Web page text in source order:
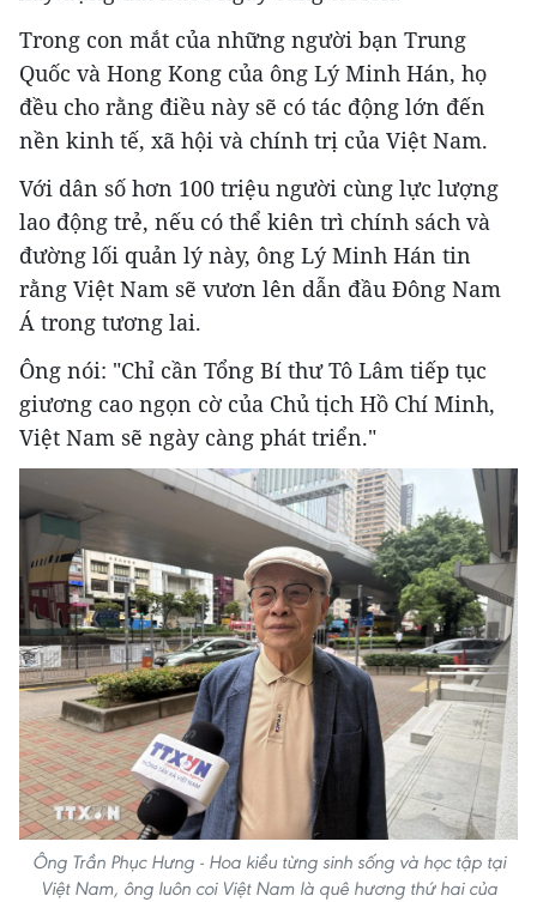
Trong con mắt của những người bạn Trung
Quốc và Hong Kong của ông Lý Minh Hán, họ
đều cho rằng điều này sẽ có tác động lớn đến
nền kinh tế, xã hội và chính trị của Việt Nam.
Với dân số hơn 100 triệu người cùng lực lượng
lao động trẻ, nếu có thể kiên trì chính sách và
đường lối quản lý này, ông Lý Minh Hán tin
rằng Việt Nam sẽ vươn lên dẫn đầu Đông Nam
Á trong tương lai.
Ông nói: "Chỉ cần Tổng Bí thư Tô Lâm tiếp tục
giương cao ngọn cờ của Chủ tịch Hồ Chí Minh,
Việt Nam sẽ ngày càng phát triển."
Ông Trần Phục Hưng - Hoa kiều từng sinh sống và học tập tại
Việt Nam, ông luôn coi Việt Nam là quê hương thứ hai của